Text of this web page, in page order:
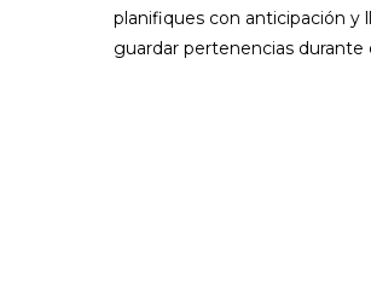
planifiques con anticipación y
guardar pertenencias durante